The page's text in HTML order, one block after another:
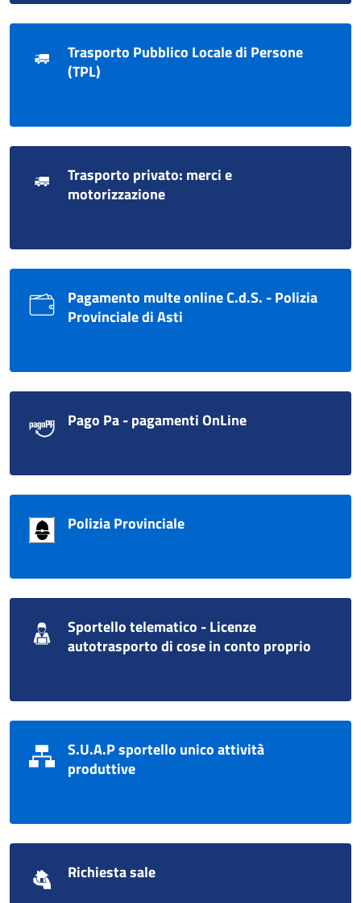
Trasporto Pubblico Locale di Persone
(TPL)
Trasporto privato: merci e
motorizzazione
Pagamento multe online C.d.S. - Polizia
Provinciale di Asti
Pago Pa - pagamenti OnLine
Polizia Provinciale
Sportello telematico - Licenze
autotrasporto di cose in conto proprio
S.U.A.P sportello unico attività
produttive
Richiesta sale